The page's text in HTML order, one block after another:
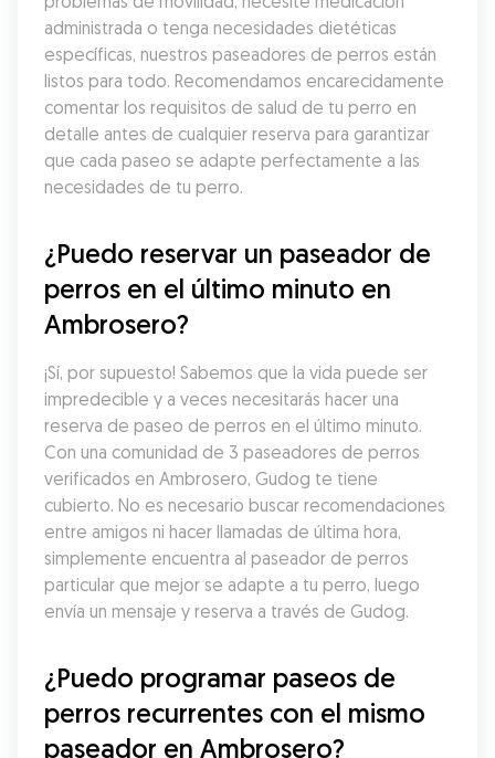
administrada o tenga necesidades dietéticas
específicas, nuestros paseadores de perros están
listos para todo. Recomendamos encarecidamente
comentar los requisitos de salud de tu perro en
detalle antes de cualquier reserva para garantizar
que cada paseo se adapte perfectamente a las
necesidades de tu perro.
¿Puedo reservar un paseador de
perros en el último minuto en
Ambrosero?
¡Sí, por supuesto! Sabemos que la vida puede ser
impredecible y a veces necesitarás hacer una
reserva de paseo de perros en el último minuto.
Con una comunidad de 3 paseadores de perros
verificados en Ambrosero, Gudog te tiene
cubierto. No es necesario buscar recomendaciones
entre amigos ni hacer llamadas de última hora,
simplemente encuentra al paseador de perros
particular que mejor se adapte a tu perro, luego
envía un mensaje y reserva a través de Gudog.
¿Puedo programar paseos de
perros recurrentes con el mismo
paseador en Ambrosero?